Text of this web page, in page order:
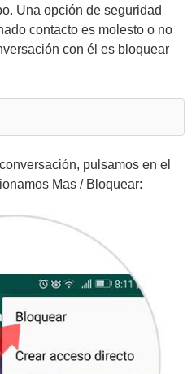
Una opción de seguridad
contacto es molesto o no
con él es bloquear
pulsamos en el
Mas / Bloquear: